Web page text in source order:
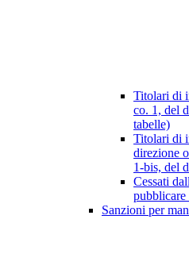
Titolari di
co. 1, del
tabelle)
Titolari di
direzione
1-bis, del
Cessati
Sanzioni per